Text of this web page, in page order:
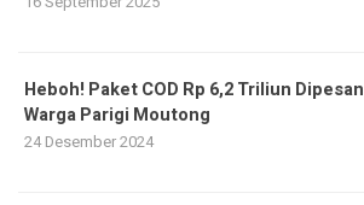
Heboh! Paket COD Rp 6,2 Triliun Dipesan
Warga Parigi Moutong
24 Desember 2024